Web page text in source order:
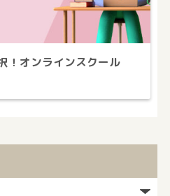
！オンラインスクール